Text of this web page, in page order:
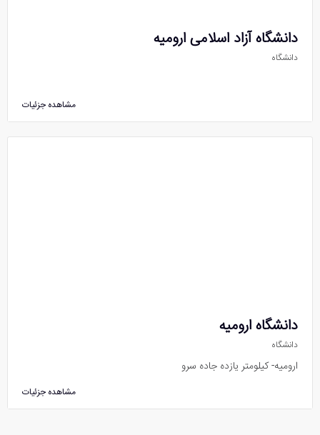
دانشگاه آزاد اسلامی ارومیه
دانشگاه
مشاهده جزئیات
دانشگاه ارومیه
دانشگاه
ارومیه- کیلومتر یازده جاده سرو
مشاهده جزئیات